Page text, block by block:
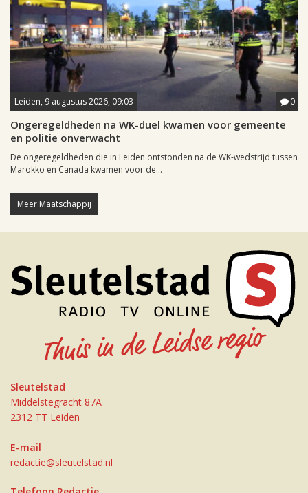
Leiden, 9 augustus 2026, 09:03 0
Ongeregeldheden na WK-duel kwamen voor gemeente
en politie onverwacht
De ongeregeldheden die in Leiden ontstonden na de WK-wedstrijd tussen
Marokko en Canada kwamen voor de...
Meer Maatschappij
Sleutelstad
Middelstegracht 87A
2312 TT Leiden
E-mail
redactie@sleutelstad.nl